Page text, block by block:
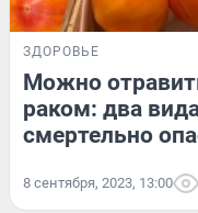
ЗДОРОВЬЕ
Можно
раком: два
смертельно
8 сентября, 2023, 13:00